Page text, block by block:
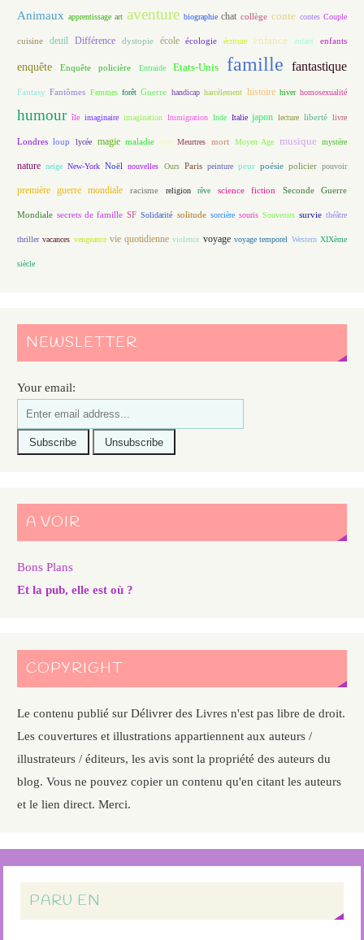
Animaux apprentissage art aventure biographie chat collège conte contes Couple
cuisine deuil Différence dystopie école écologie écriture enfance enfant enfants
enquête Enquête policière Entraide Etats-Unis famille fantastique
Fantasy Fantômes Femmes forêt Guerre handicap harcèlement histoire hiver homosexualité
humour île imaginaire imagination Immigration Inde Italie japon lecture liberté livre
Londres loup lycée magie maladie mer Meurtres mort Moyen Age musique mystère
nature neige New-York Noël nouvelles Ours Paris peinture peur poésie policier pouvoir
première guerre mondiale racisme religion rêve science fiction Seconde Guerre
Mondiale secrets de famille SF Solidarité solitude sorcière souris Souvenirs survie théâtre
thriller vacances vengeance vie quotidienne violence voyage voyage temporel Western XIXème
siècle
NEWSLETTER
Your email:
A VOIR
Bons Plans
Et la pub, elle est où ?
COPYRIGHT
Le contenu publié sur Délivrer des Livres n'est pas libre de droit.
Les couvertures et illustrations appartiennent aux auteurs /
illustrateurs / éditeurs, les avis sont la propriété des auteurs du
blog. Vous ne pouvez copier un contenu qu'en citant les auteurs
et le lien direct. Merci.
PARU EN